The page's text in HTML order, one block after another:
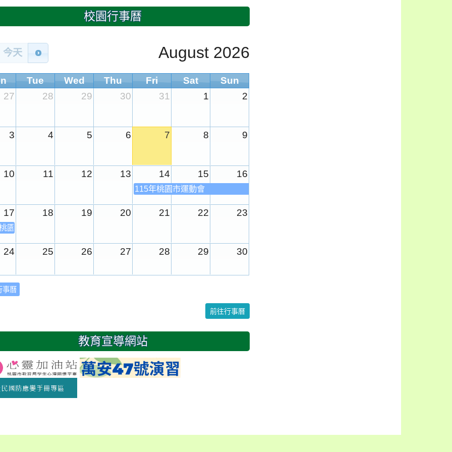
校園行事曆
今天 August 2026
Tue Wed Thu Fri Sat
Sun
27
28 29 30 31 1 2
3 4 5 6 7 8 9
10 11 12 13 14 15 16
115年桃園市運動會
17 18 19 20 21 22 23
園市運動會
24 25 26 27 28 29 30
31
事曆
前往行事曆
教育宣導網站